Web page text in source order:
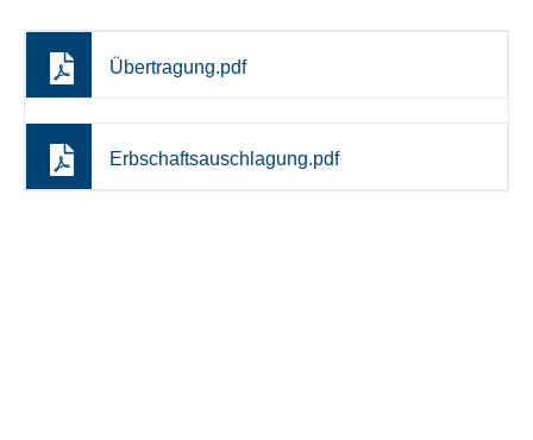
Übertragung.pdf
Erbschaftsauschlagung.pdf